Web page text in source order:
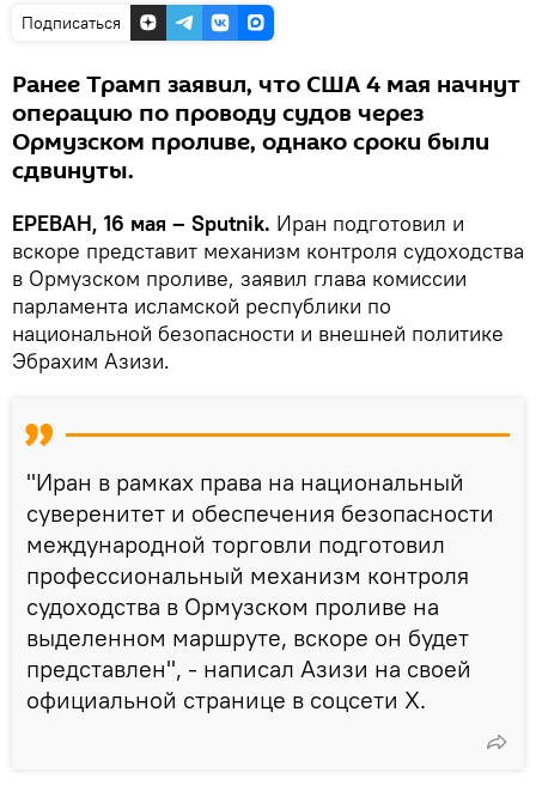
Подписаться
Ранее Трамп заявил, что США 4 мая начнут
операцию по проводу судов через
Ормузском проливе, однако сроки были
сдвинуты.
ЕРЕВАН, 16 мая – Sputnik. Иран подготовил и
вскоре представит механизм контроля судоходства
в Ормузском проливе, заявил глава комиссии
парламента исламской республики по
национальной безопасности и внешней политике
Эбрахим Азизи.
"Иран в рамках права на национальный
суверенитет и обеспечения безопасности
международной торговли подготовил
профессиональный механизм контроля
судоходства в Ормузском проливе на
выделенном маршруте, вскоре он будет
представлен", - написал Азизи на своей
официальной странице в соцсети Х.